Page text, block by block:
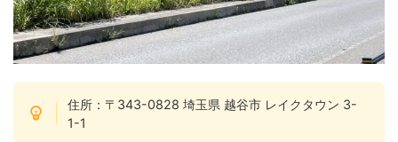
住所：〒343-0828 埼玉県 越谷市 レイクタウン 3-
1-1